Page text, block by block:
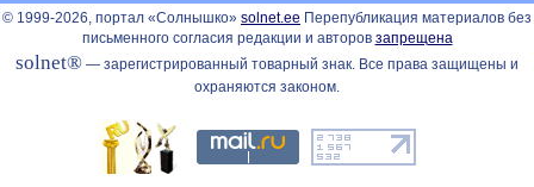
© 1999-2026, портал «Солнышко» solnet.ee Перепубликация материалов без
письменного согласия редакции и авторов запрещена
solnet® — зарегистрированный товарный знак. Все права защищены и
охраняются законом.